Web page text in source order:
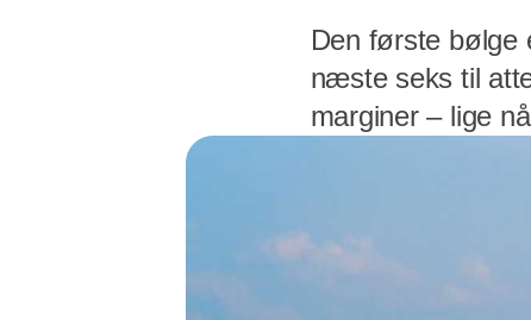
Den første bølge
næste seks til
marginer – lige